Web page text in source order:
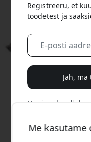
Me kasutame
Registreeru, et
toodetest ja
Jah,
Me ei saada sulle
sarjade ja
Kasuta seda